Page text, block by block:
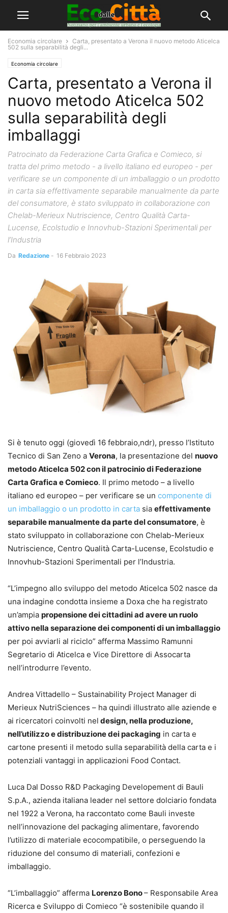
Economia circolare
Carta, presentato a Verona il nuovo metodo Aticelca
502 sulla separabilità degli...
Economia circolare
Carta, presentato a Verona il
nuovo metodo Aticelca 502
sulla separabilità degli
imballaggi
Patrocinato da Federazione Carta Grafica e Comieco, si
tratta del primo metodo - a livello italiano ed europeo - per
verificare se un componente di un imballaggio o un prodotto
in carta sia effettivamente separabile manualmente da parte
del consumatore, è stato sviluppato in collaborazione con
Chelab-Merieux Nutriscience, Centro Qualità Carta-
Lucense, Ecolstudio e Innovhub-Stazioni Sperimentali per
l’Industria
Da Redazione - 16 Febbraio 2023
Si è tenuto oggi (giovedì 16 febbraio,ndr), presso l’Istituto
Tecnico di San Zeno a Verona, la presentazione del nuovo
metodo Aticelca 502 con il patrocinio di Federazione
Carta Grafica e Comieco. Il primo metodo – a livello
italiano ed europeo – per verificare se un componente di
un imballaggio o un prodotto in carta sia effettivamente
separabile manualmente da parte del consumatore, è
stato sviluppato in collaborazione con Chelab-Merieux
Nutriscience, Centro Qualità Carta-Lucense, Ecolstudio e
Innovhub-Stazioni Sperimentali per l’Industria.
“L’impegno allo sviluppo del metodo Aticelca 502 nasce da
una indagine condotta insieme a Doxa che ha registrato
un’ampia propensione dei cittadini ad avere un ruolo
attivo nella separazione dei componenti di un imballaggio
per poi avviarli al riciclo” afferma Massimo Ramunni
Segretario di Aticelca e Vice Direttore di Assocarta
nell’introdurre l’evento.
Andrea Vittadello – Sustainability Project Manager di
Merieux NutriSciences – ha quindi illustrato alle aziende e
ai ricercatori coinvolti nel design, nella produzione,
nell’utilizzo e distribuzione dei packaging in carta e
cartone presenti il metodo sulla separabilità della carta e i
potenziali vantaggi in applicazioni Food Contact.
Luca Dal Dosso R&D Packaging Developement di Bauli
S.p.A., azienda italiana leader nel settore dolciario fondata
nel 1922 a Verona, ha raccontato come Bauli investe
nell’innovazione del packaging alimentare, favorendo
l’utilizzo di materiale ecocompatibile, o perseguendo la
riduzione del consumo di materiali, confezioni e
imballaggio.
“L’imballaggio” afferma Lorenzo Bono– Responsabile Area
Ricerca e Sviluppo di Comieco “è sostenibile quando il